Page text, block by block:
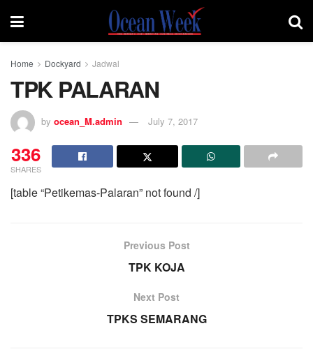
Home Dockyard Jadwal
TPK PALARAN
by ocean_M.admin July 7, 2017
336
SHARES
[table “Petikemas-Palaran” not found /]
Previous Post
TPK KOJA
Next Post
TPKS SEMARANG